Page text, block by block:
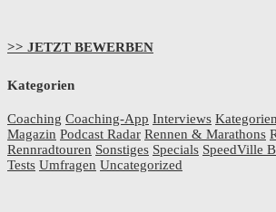
>> JETZT BEWERBEN
Kategorien
Coaching Coaching-App Interviews Kategorien
Magazin Podcast Radar Rennen & Marathons
Rennradtouren Sonstiges Specials SpeedVille
Tests Umfragen Uncategorized